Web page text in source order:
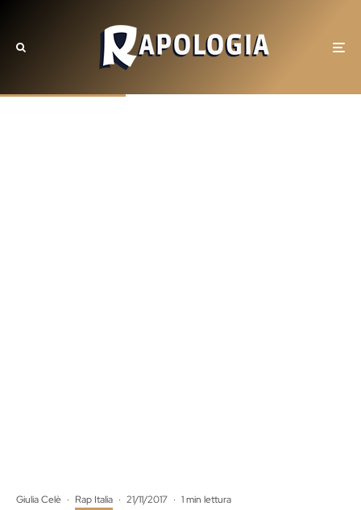
Giulia Celè · Rap Italia · 21/11/2017 · 1 min lettura